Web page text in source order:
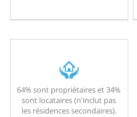
64% sont propriétaires et 34%
sont locataires (n'inclut pas
les résidences secondaires).